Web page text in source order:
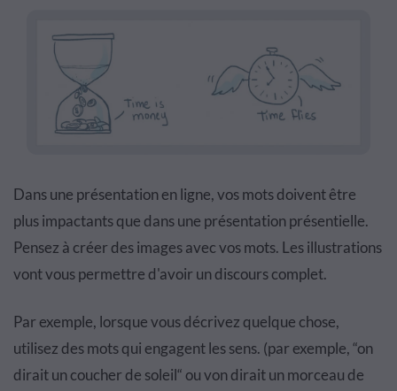
Dans une présentation en ligne, vos mots doivent être
plus impactants que dans une présentation présentielle.
Pensez à créer des images avec vos mots. Les illustrations
vont vous permettre d'avoir un discours complet.
Par exemple, lorsque vous décrivez quelque chose,
utilisez des mots qui engagent les sens. (par exemple, “on
dirait un coucher de soleil“ ou von dirait un morceau de